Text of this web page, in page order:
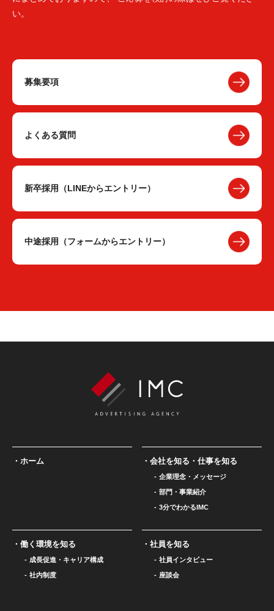
い。
募集要項
よくある質問
新卒採用（LINEからエントリー）
中途採用（フォームからエントリー）
ホーム 会社を知る・仕事を知る
企業理念・メッセージ
部門・事業紹介
3分でわかるIMC
働く環境を知る
成長促進・キャリア構成
社内制度
社員を知る
社員インタビュー
座談会